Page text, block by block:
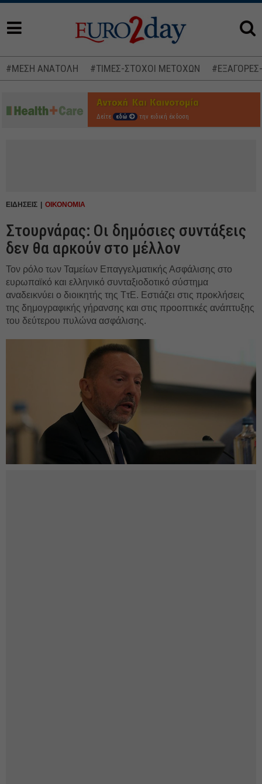
#ΜΕΣΗ ΑΝΑΤΟΛΗ #ΤΙΜΕΣ-ΣΤΟΧΟΙ ΜΕΤΟΧΩΝ
Δείτε εδώ την ειδική έκδοση
ΕΙΔΗΣΕΙΣ ΟΙΚΟΝΟΜΙΑ
Στουρνάρας: Οι δημόσιες συντάξεις
δεν θα αρκούν στο μέλλον
Τον ρόλο των Ταμείων Επαγγελματικής Ασφάλισης στο
ευρωπαϊκό και ελληνικό συνταξιοδοτικό σύστημα
αναδεικνύει ο διοικητής της ΤτΕ. Εστιάζει στις προκλήσεις
της δημογραφικής γήρανσης και στις προοπτικές ανάπτυξης
του δεύτερου πυλώνα ασφάλισης.